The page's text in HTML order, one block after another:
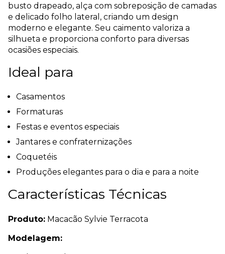
busto drapeado, alça com sobreposição de camadas
e delicado folho lateral, criando um design
moderno e elegante. Seu caimento valoriza a
silhueta e proporciona conforto para diversas
ocasiões especiais.
Ideal para
Casamentos
Formaturas
Festas e eventos especiais
Jantares e confraternizações
Coquetéis
Produções elegantes para o dia e para a noite
Características Técnicas
Produto: Macacão Sylvie Terracota
Modelagem: